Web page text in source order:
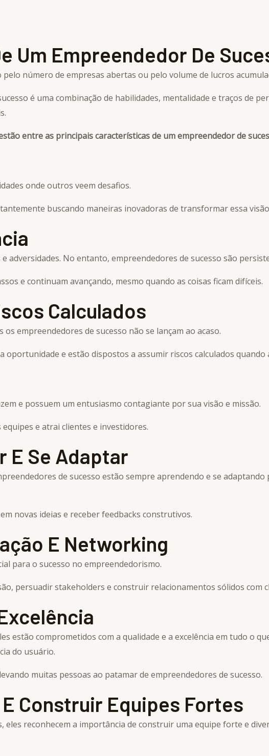
Um Empreendedor De
número de empresas abertas ou pelo volume de lucros
é uma combinação de habilidades, mentalidade e traços de
entre as principais características de um empreendedor de
onde outros veem desafios.
buscando maneiras inovadoras de transformar essa
adversidades. No entanto, empreendedores de sucesso são
e continuam avançando, mesmo quando as coisas ficam difíceis.
Calculados
empreendedores de sucesso não se lançam ao acaso.
oportunidade e estão dispostos a assumir riscos calculados quando
e possuem um entusiasmo contagiante por sua visão e missão.
e atrai clientes e investidores.
E Se Adaptar
de sucesso estão sempre aprendendo e se
novas ideias e receber feedbacks construtivos.
E Networking
para o sucesso no empreendedorismo.
persuadir stakeholders e construir relacionamentos sólidos com
estão comprometidos com a qualidade e a excelência em tudo o
do usuário.
muitas pessoas ao patamar de empreendedores de sucesso.
Construir Equipes Fortes
reconhecem a importância de construir uma equipe forte e